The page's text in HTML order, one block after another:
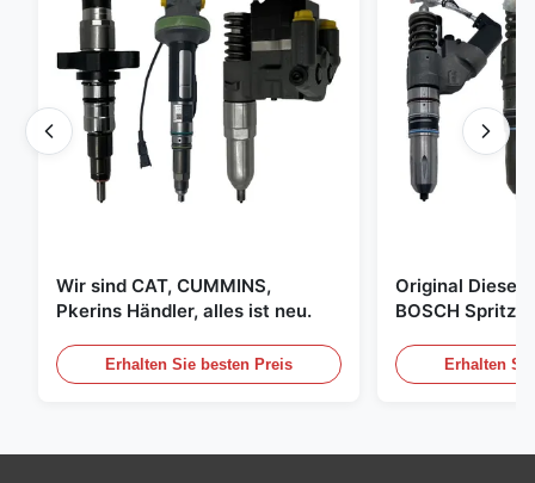
Wir sind CAT, CUMMINS,
Pkerins Händler, alles ist neu.
Erhalten Sie besten Preis
Original Diesel
BOSCH
Erhalten